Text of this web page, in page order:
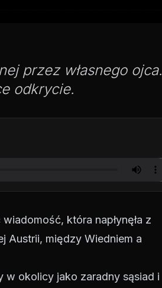
przez własnego ojca.
odkrycie.
która napłynęła z
Austrii, między Wiedniem a
w okolicy jako zaradny sąsiad i